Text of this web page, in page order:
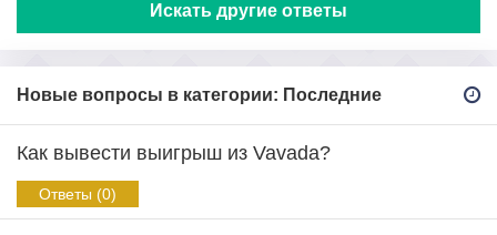
Искать другие ответы
Новые вопросы в категории: Последние
Как вывести выигрыш из Vavada?
Ответы (0)